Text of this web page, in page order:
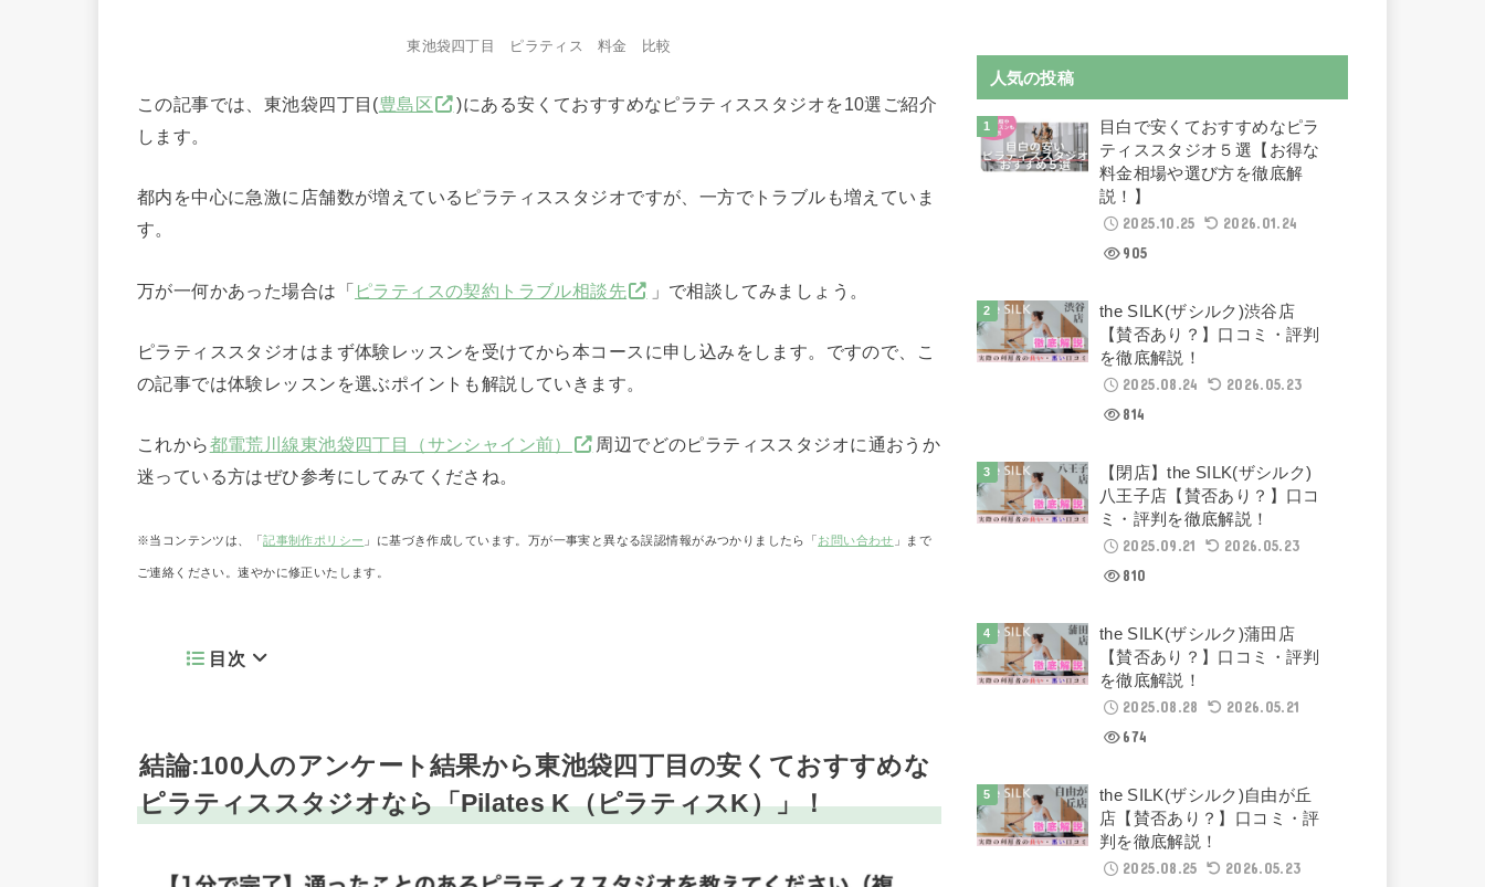
東池袋四丁目 ピラティス 料金 比較
この記事では、東池袋四丁目(豊島区
)にある安くておすすめなピラティススタジオを10選ご紹介
します。
都内を中心に急激に店舗数が増えているピラティススタジオですが、一方でトラブルも増えていま
す。
万が一何かあった場合は「 ピラティスの契約トラブル相談先 」で相談してみましょう。
ピラティススタジオはまず体験レッスンを受けてから本コースに申し込みをします。ですので、こ
の記事では体験レッスンを選ぶポイントも解説していきます。
これから都電荒川線東池袋四丁目（サンシャイン前）
周辺でどのピラティススタジオに通おうか
迷っている方はぜひ参考にしてみてくださね。
※当コンテンツは、「記事制作ポリシー 」に基づき作成しています。万が一事実と異なる誤認情報がみつかりましたら「お問い合わせ 」まで
ご連絡ください。速やかに修正いたします。
目次
結論:100人のアンケート結果から東池袋四丁目の安くておすすめな
ピラティススタジオなら「Pilates K（ピラティスK）」！
人気の投稿
目白で安くておすすめなピラ
ティススタジオ５選【お得な
料金相場や選び方を徹底解
説！】
2025.10.25
2026.01.24
905
the SILK(ザシルク)渋谷店
【賛否あり？】口コミ・評判
を徹底解説！
2025.08.24
2026.05.23
814
【閉店】the SILK(ザシルク)
八王子店【賛否あり？】口コ
ミ・評判を徹底解説！
2025.09.21
2026.05.23
810
the SILK(ザシルク)蒲田店
【賛否あり？】口コミ・評判
を徹底解説！
2025.08.28
2026.05.21
674
the SILK(ザシルク)自由が丘
店【賛否あり？】口コミ・評
判を徹底解説！
2025.08.25
2026.05.23